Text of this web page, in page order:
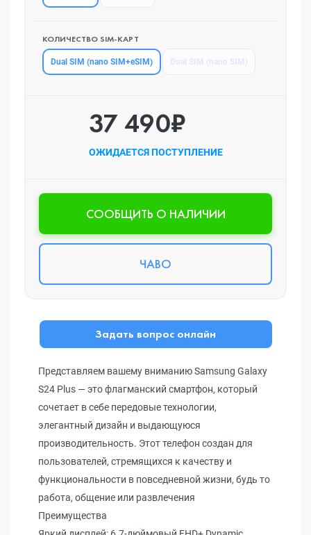
КОЛИЧЕСТВО SIM-КАРТ
Dual SIM (nano SIM+eSIM)
37 490₽
ОЖИДАЕТСЯ ПОСТУПЛЕНИЕ
CООБЩИТЬ О НАЛИЧИИ
ЧАВО
Задать вопрос онлайн
Представляем вашему вниманию Samsung Galaxy
S24 Plus — это флагманский смартфон, который
сочетает в себе передовые технологии,
элегантный дизайн и выдающуюся
производительность. Этот телефон создан для
пользователей, стремящихся к качеству и
функциональности в повседневной жизни, будь то
работа, общение или развлечения
Преимущества